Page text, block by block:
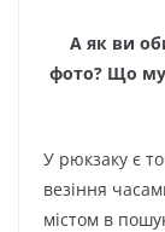
А як ви
фото? Що
У рюкзаку є
везіння
містом в